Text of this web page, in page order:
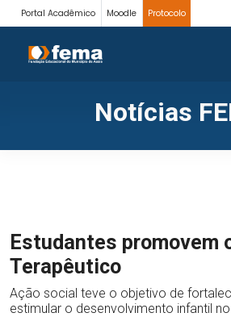
Portal Acadêmico Moodle Protocolo
Notícias
Estudantes promovem
Terapêutico
Ação social teve o objetivo de
estimular o desenvolvimento infantil no